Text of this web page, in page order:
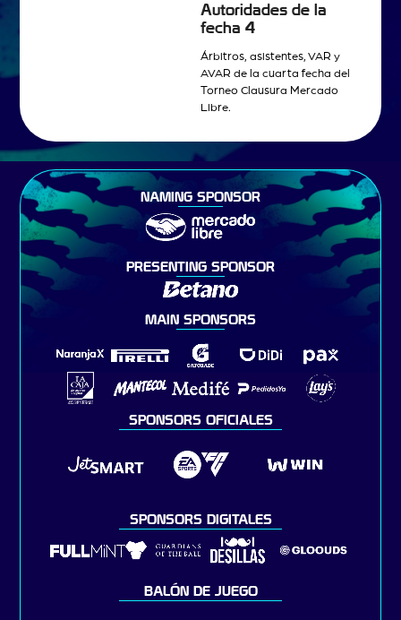
Autoridades de la
fecha 4
Árbitros, asistentes, VAR y
AVAR de la cuarta fecha del
Torneo Clausura Mercado
Libre.
NAMING SPONSOR
PRESENTING SPONSOR
MAIN SPONSORS
SPONSORS OFICIALES
SPONSORS DIGITALES
BALÓN DE JUEGO